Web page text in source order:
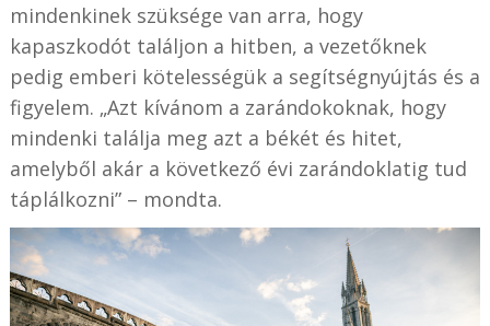
mindenkinek szüksége van arra, hogy
kapaszkodót találjon a hitben, a vezetőknek
pedig emberi kötelességük a segítségnyújtás és a
figyelem. „Azt kívánom a zarándokoknak, hogy
mindenki találja meg azt a békét és hitet,
amelyből akár a következő évi zarándoklatig tud
táplálkozni” – mondta.